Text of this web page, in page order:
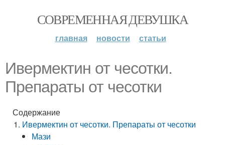
СОВРЕМЕННАЯ ДЕВУШКА
главная новости статьи
Ивермектин от чесотки.
Препараты от чесотки
Содержание
Ивермектин от чесотки. Препараты от чесотки
Мази